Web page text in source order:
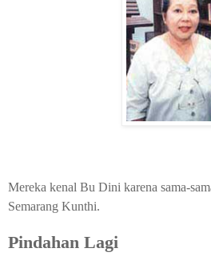
Mereka kenal Bu Dini karena sama-
Semarang Kunthi.
Pindahan Lagi